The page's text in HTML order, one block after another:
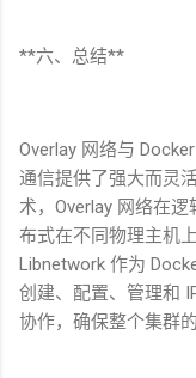
**六、总结**
Overlay 网络与
通信提供了强大而灵
术， Overlay 网络在逻
布式在不同物理主机
Libnetwork 作为
创建、配置、管理和
协作，确保整个集群